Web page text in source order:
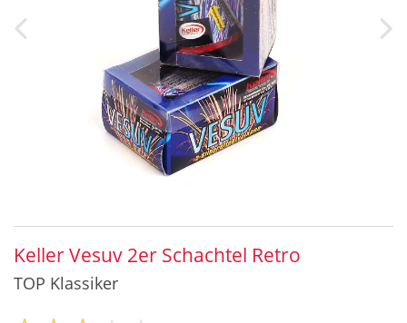
Keller Vesuv 2er Schachtel Retro
TOP Klassiker